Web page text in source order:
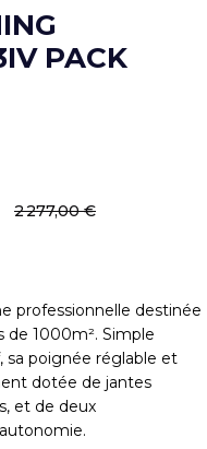
PACK
2 277,00 €
professionnelle destinée
de 1000m². Simple
sa poignée réglable et
dotée de jantes
et de deux